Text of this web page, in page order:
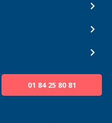
01 84 25 80 81